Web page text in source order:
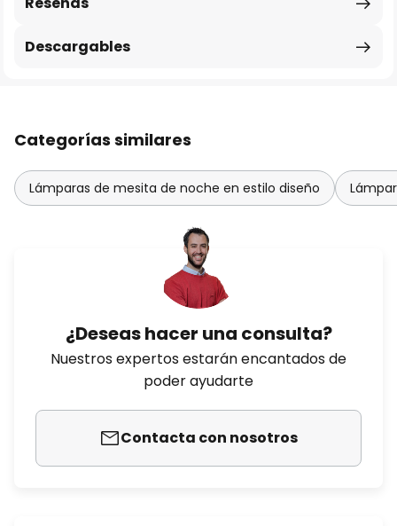
Descargables
Categorías similares
Lámparas de mesita de noche en estilo diseño
¿Deseas hacer una consulta?
Nuestros expertos estarán encantados de
poder ayudarte
Contacta con nosotros